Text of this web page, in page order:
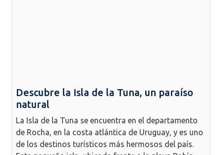
Descubre la Isla de la Tuna, un paraíso
natural
La Isla de la Tuna se encuentra en el departamento
de Rocha, en la costa atlántica de Uruguay, y es uno
de los destinos turísticos más hermosos del país.